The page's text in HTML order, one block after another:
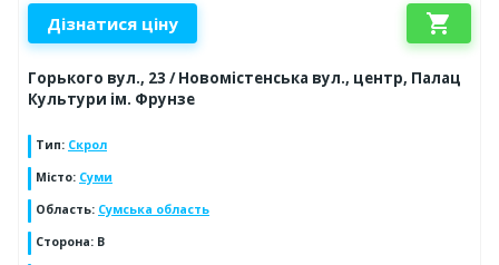
Дізнатися ціну shopping_cart
Горького вул., 23 / Новомістенська вул., центр, Палац
Культури ім. Фрунзе
Тип: Скрол
Місто: Суми
Область: Сумська область
Сторона: B